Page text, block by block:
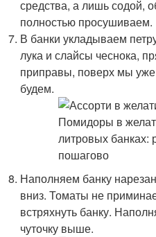
средства, а лишь содой,
полностью просушиваем.
В банки укладываем
лука и слайсы чеснока,
приправы, поверх мы
будем.
Наполняем банку
вниз. Томаты не
встряхнуть банку.
чуточку выше.